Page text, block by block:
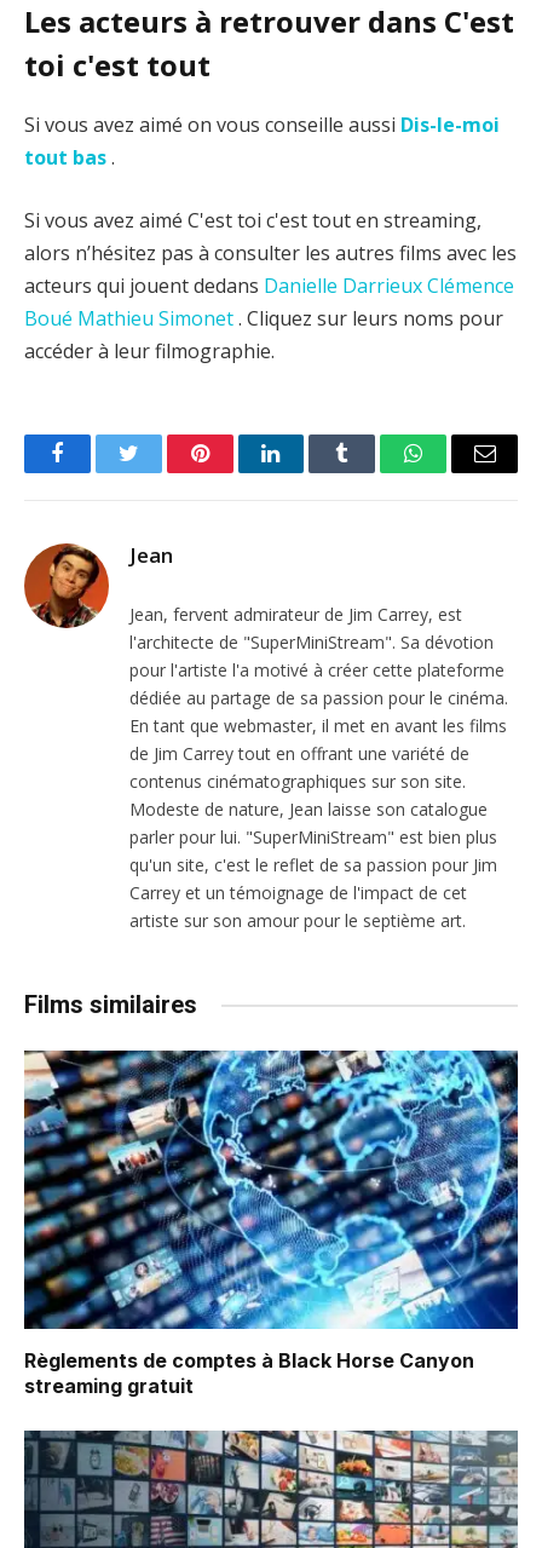
Les acteurs à retrouver dans C'est
toi c'est tout
Si vous avez aimé on vous conseille aussi Dis-le-moi
tout bas.
Si vous avez aimé C'est toi c'est tout en streaming,
alors n’hésitez pas à consulter les autres films avec les
acteurs qui jouent dedans Danielle DarrieuxClémence
Boué Mathieu Simonet. Cliquez sur leurs noms pour
accéder à leur filmographie.
FacebookTwitter PinterestLinkedInTumblr WhatsAppEmail
Jean
Jean, fervent admirateur de Jim Carrey, est
l'architecte de "SuperMiniStream". Sa dévotion
pour l'artiste l'a motivé à créer cette plateforme
dédiée au partage de sa passion pour le cinéma.
En tant que webmaster, il met en avant les films
de Jim Carrey tout en offrant une variété de
contenus cinématographiques sur son site.
Modeste de nature, Jean laisse son catalogue
parler pour lui. "SuperMiniStream" est bien plus
qu'un site, c'est le reflet de sa passion pour Jim
Carrey et un témoignage de l'impact de cet
artiste sur son amour pour le septième art.
Films similaires
Règlements de comptes à Black Horse Canyon
streaming gratuit